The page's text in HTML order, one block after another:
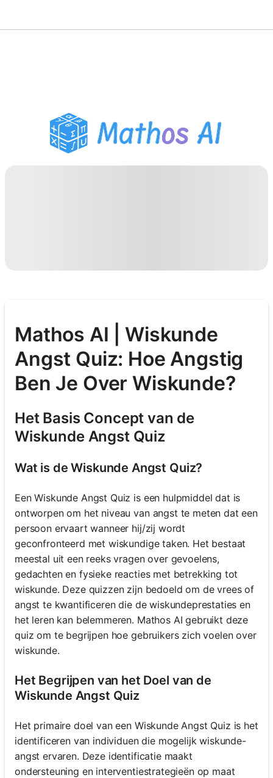
PDF Huiswerk Helper
Studietools
Mathos AI | Wiskunde
Angst Quiz: Hoe Angstig
Ben Je Over Wiskunde?
Het Basis Concept van de
Wiskunde Angst Quiz
Wat is de Wiskunde Angst Quiz?
Een Wiskunde Angst Quiz is een hulpmiddel dat is
ontworpen om het niveau van angst te meten dat een
persoon ervaart wanneer hij/zij wordt
geconfronteerd met wiskundige taken. Het bestaat
meestal uit een reeks vragen over gevoelens,
gedachten en fysieke reacties met betrekking tot
wiskunde. Deze quizzen zijn bedoeld om de vrees of
angst te kwantificeren die de wiskundeprestaties en
het leren kan belemmeren. Mathos AI gebruikt deze
quiz om te begrijpen hoe gebruikers zich voelen over
wiskunde.
Het Begrijpen van het Doel van de
Wiskunde Angst Quiz
Het primaire doel van een Wiskunde Angst Quiz is het
identificeren van individuen die mogelijk wiskunde-
angst ervaren. Deze identificatie maakt
ondersteuning en interventiestrategieën op maat